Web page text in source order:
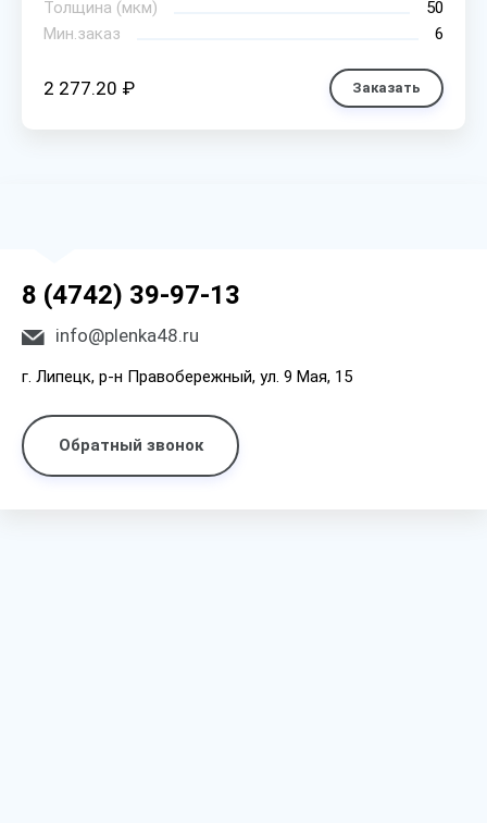
Толщина (мкм)
50
Мин.заказ
6
2 277.20 ₽ Заказать
8 (4742) 39-97-13
info@plenka48.ru
г. Липецк, р-н Правобережный, ул. 9 Мая, 15
Обратный звонок